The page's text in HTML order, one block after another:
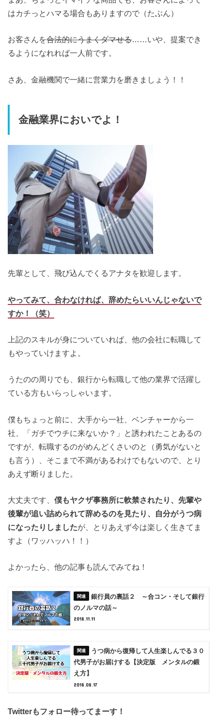
はカチっとハマる場合もありますので（たぶん）
お客さんを合法的にうまくダマせる……いや、提案でき
るようになれれば一人前です。
さあ、金融機関で一緒に営業力を磨きましょう！！
金融業界においでよ！
先輩として、飛び込んでくるアナタを歓迎します。
やってみて、合わなければ、辞めたらいいんじゃないで
すか！（笑）
上記のスキルが身についていれば、他の会社に転職して
もやっていけますよ。
うたのの周りでも、銀行から転職して他の業界で活躍し
ている方もいらっしゃいます。
僕もちょっと前に、大手から一社、ベンチャーから一
社、「ガチでウチに来ないか？」と誘われたことあるの
ですが、転職するのがめんどくさいのと（勇気がないと
も言う）、そこまで不満があるわけでもないので、とり
あえず断りました。
大丈夫です、僕もヤクザ事務所に軟禁されたり、先輩や
後輩が追い詰められて辞めるのを見たり、自分がうつ病
になったりしましたが、とりあえず今は楽しく生きてま
すよ（ワッハッハ！！）
よかったら、他の記事も読んでみてね！
銀行員の裏話２ ～合コン・そして銀行
のノルマの話～
2018.11.11
うつ病から復帰して人生楽しんでる３０
代男子がお届けする【決定版 メンタルの鍛
え方】
2018.08.17
Twitterもフォロー待ってまーす！